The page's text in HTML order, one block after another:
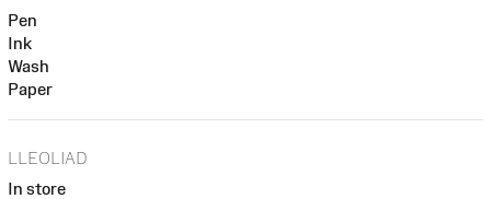
Pen
Ink
Wash
Paper
LLEOLIAD
In store